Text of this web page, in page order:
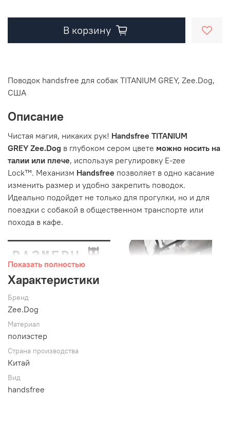
В корзину
Поводок handsfree для собак TITANIUM GREY, Zee.Dog,
США
Описание
Чистая магия, никаких рук! Handsfree TITANIUM
GREY Zee.Dog в глубоком сером цвете можно носить на
талии или плече, используя регулировку E-zee
Lock™. Механизм Handsfree позволяет в одно касание
изменить размер и удобно закрепить поводок.
Идеально подойдет не только для прогулки, но и для
поездки с собакой в общественном транспорте или
похода в кафе.
альпинистского троса, и легкий карабин из цинкового
Показать полностью
Характеристики
Бренд
Zee.Dog
Материал
полиэстер
Страна производства
Китай
Вид
handsfree